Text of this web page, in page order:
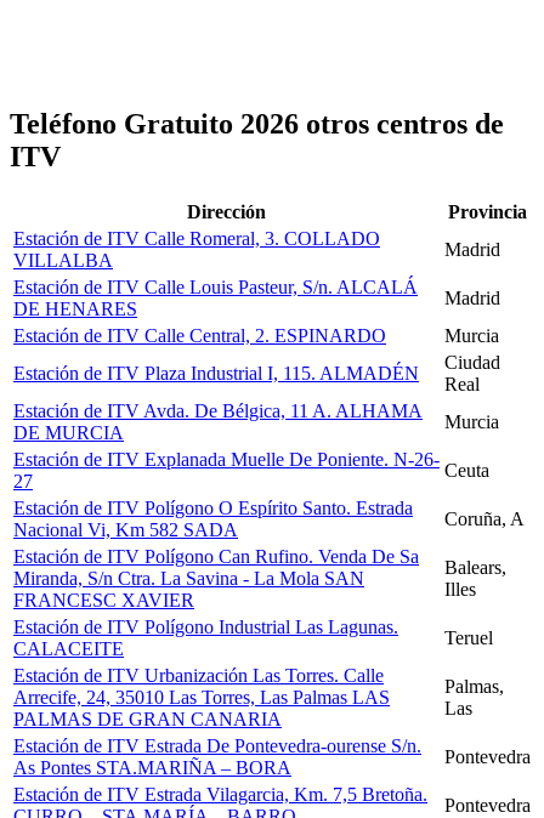
Teléfono Gratuito 2026 otros centros de
ITV
Dirección
Provincia
Estación de ITV Calle Romeral, 3. COLLADO
VILLALBA
Madrid
Estación de ITV Calle Louis Pasteur, S/n. ALCALÁ
DE HENARES
Madrid
Estación de ITV Calle Central, 2. ESPINARDO
Murcia
Estación de ITV Plaza Industrial I, 115. ALMADÉN
Ciudad
Real
Estación de ITV Avda. De Bélgica, 11 A. ALHAMA
DE MURCIA
Murcia
Estación de ITV Explanada Muelle De Poniente. N-26-
27
Ceuta
Estación de ITV Polígono O Espírito Santo. Estrada
Nacional Vi, Km 582 SADA
Coruña, A
Estación de ITV Polígono Can Rufino. Venda De Sa
Miranda, S/n Ctra. La Savina - La Mola SAN
FRANCESC XAVIER
Balears,
Illes
Estación de ITV Polígono Industrial Las Lagunas.
CALACEITE
Teruel
Estación de ITV Urbanización Las Torres. Calle
Arrecife, 24, 35010 Las Torres, Las Palmas LAS
PALMAS DE GRAN CANARIA
Palmas,
Las
Estación de ITV Estrada De Pontevedra-ourense S/n.
As Pontes STA.MARIÑA – BORA
Pontevedra
Estación de ITV Estrada Vilagarcia, Km. 7,5 Bretoña.
Pontevedra